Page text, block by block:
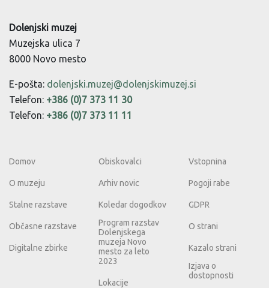
Dolenjski muzej
Muzejska ulica 7
8000 Novo mesto
E-pošta: dolenjski.muzej@dolenjskimuzej.si
Telefon: +386 (0)7 373 11 30
Telefon: +386 (0)7 373 11 11
Domov
O muzeju
Stalne razstave
Občasne razstave
Digitalne zbirke
Obiskovalci
Arhiv novic
Koledar dogodkov
Program razstav
Dolenjskega
muzeja Novo
mesto za leto
2023
Lokacije
Vstopnina
Pogoji rabe
GDPR
O strani
Kazalo strani
Izjava o
dostopnosti